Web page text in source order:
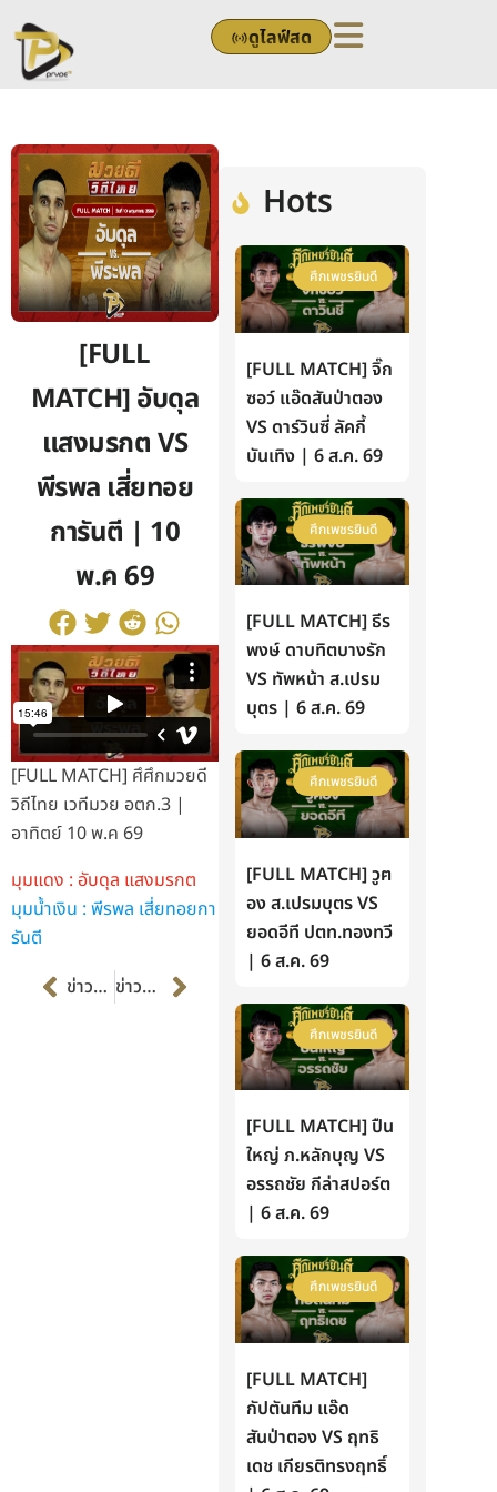
to
content
ดูไลฟ์สด
[FULL
MATCH] อับดุล
แสงมรกต VS
พีรพล เสี่ยทอย
การันตี | 10
พ.ค 69
[FULL MATCH] ศึศึกมวยดี
วิถีไทย เวทีมวย อตก.3 |
อาทิตย์ 10 พ.ค 69
มุมแดง : อับดุล แสงมรกต
มุมน้ำเงิน : พีรพล เสี่ยทอยกา
รันตี
Prevข่าวก่อนหน้า ข่าวต่อไป Next
Hots
ศึกเพชรยินดี
[FULL MATCH] จิ๊ก
ซอว์ แอ๊ดสันป่าตอง
VS ดาร์วินซี่ ลัคกี้
บันเทิง | 6 ส.ค. 69
ศึกเพชรยินดี
[FULL MATCH] ธีร
พงษ์ ดาบทิตบางรัก
VS ทัพหน้า ส.เปรม
บุตร | 6 ส.ค. 69
ศึกเพชรยินดี
[FULL MATCH] วูฅ
อง ส.เปรมบุตร VS
ยอดอีที ปตท.ทองทวี
| 6 ส.ค. 69
ศึกเพชรยินดี
[FULL MATCH] ปืน
ใหญ่ ภ.หลักบุญ VS
อรรถชัย กีล่าสปอร์ต
| 6 ส.ค. 69
ศึกเพชรยินดี
[FULL MATCH]
กัปตันทีม แอ๊ด
สันป่าตอง VS ฤทธิ
เดช เกียรติทรงฤทธิ์